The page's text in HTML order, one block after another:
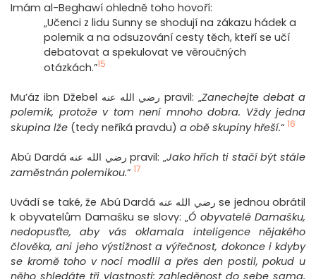
Imám al-Beghawí ohledně toho hovoří:
„Učenci z lidu Sunny se shodují na zákazu hádek a
polemik a na odsuzování cesty těch, kteří se učí
debatovat a spekulovat ve věroučných
otázkách.”15
Mu’áz ibn Džebel رضي الله عنه pravil: „Zanechejte debat a
polemik, protože v tom není mnoho dobra. Vždy jedna
skupina lže (tedy neříká pravdu) a obě skupiny hřeší.“ 16
Abú Dardá رضي الله عنه pravil: „Jako hřích ti stačí být stále
zaměstnán polemikou.“ 17
Uvádí se také, že Abú Dardá رضي الله عنه se jednou obrátil
k obyvatelům Damašku se slovy: „Ó obyvatelé Damašku,
nedopusťte, aby vás oklamala inteligence nějakého
člověka, ani jeho výstižnost a výřečnost, dokonce i kdyby
se kromě toho v noci modlil a přes den postil, pokud u